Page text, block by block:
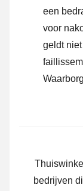
een
voor
geldt
bedrijven